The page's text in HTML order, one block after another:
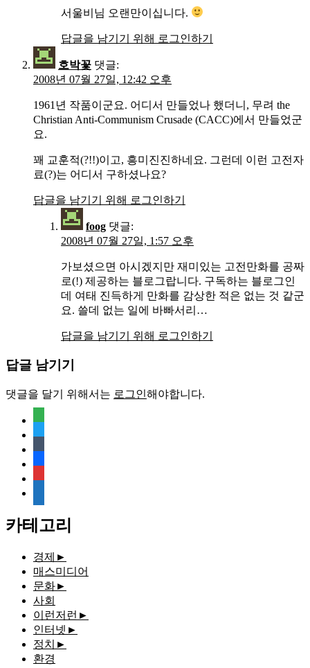
서울비님 오랜만이십니다.
답글을 남기기 위해 로그인하기
호박꽃 댓글:
2008년 07월 27일, 12:42 오후
1961년 작품이군요. 어디서 만들었나 했더니, 무려 the
Christian Anti-Communism Crusade (CACC)에서 만들었군
요.
꽤 교훈적(?!!)이고, 흥미진진하네요. 그런데 이런 고전자
료(?)는 어디서 구하셨나요?
답글을 남기기 위해 로그인하기
foog 댓글:
2008년 07월 27일, 1:57 오후
가보셨으면 아시겠지만 재미있는 고전만화를 공짜
로(!) 제공하는 블로그랍니다. 구독하는 블로그인
데 여태 진득하게 만화를 감상한 적은 없는 것 같군
요. 쓸데 없는 일에 바빠서리…
답글을 남기기 위해 로그인하기
답글 남기기
댓글을 달기 위해서는 로그인해야합니다.
document
카테고리
경제 ►
매스미디어
문화►
사회
이런저런 ►
인터넷 ►
정치 ►
환경